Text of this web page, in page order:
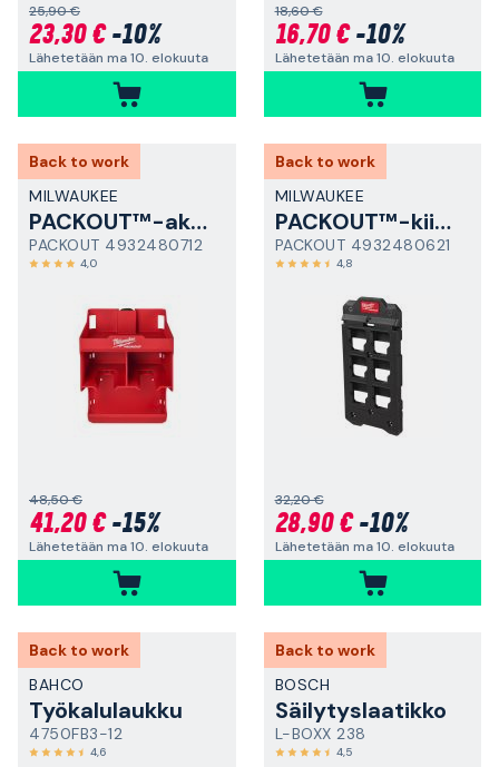
25,90 €
23,30 €-10%
Lähetetään ma 10. elokuuta
18,60 €
16,70 €-10%
Lähetetään ma 10. elokuuta
Back to work
MILWAUKEE
PACKOUT™-akkuväänninteline
PACKOUT 4932480712
4,0
48,50 €
41,20 €-15%
Lähetetään ma 10. elokuuta
Back to work
MILWAUKEE
PACKOUT™-kiinnitysalusta
PACKOUT 4932480621
4,8
32,20 €
28,90 €-10%
Lähetetään ma 10. elokuuta
Back to work
BAHCO
Työkalulaukku
4750FB3-12
4,6
Back to work
BOSCH
Säilytyslaatikko
L-BOXX 238
4,5